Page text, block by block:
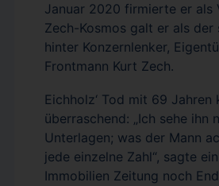
Januar 2020 firmierte er als
Zech-Kosmos galt er als der
hinter Konzernlenker,
Frontmann Kurt Zech.
Eichholz‘ Tod mit 69 Jahren
überraschend: „Ich sehe ihn
Unterlagen; was der Mann
jede einzelne Zahl“, sagte
Immobilien Zeitung noch